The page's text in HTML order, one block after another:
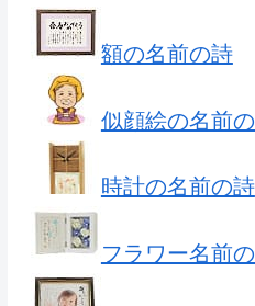
額の名前の詩
似顔絵の名前
時計の名前の詩
フラワー名前